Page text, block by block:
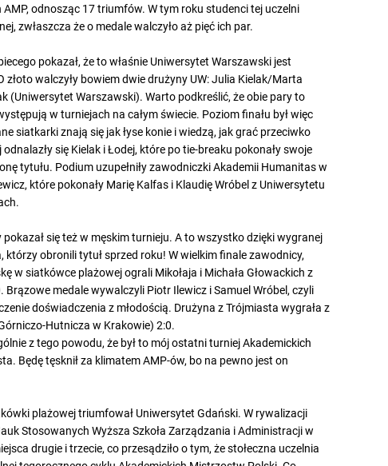
odnosząc 17 triumfów. W tym roku studenci tej uczelni
zwłaszcza że o medale walczyło aż pięć ich par.
pokazał, że to właśnie Uniwersytet Warszawski jest
walczyły bowiem dwie drużyny UW: Julia Kielak/Marta
(Uniwersytet Warszawski). Warto podkreślić, że obie pary to
w turniejach na całym świecie. Poziom finału był więc
siatkarki znają się jak łyse konie i wiedzą, jak grać przeciwko
się Kielak i Łodej, które po tie-breaku pokonały swoje
tytułu. Podium uzupełniły zawodniczki Akademii Humanitas w
które pokonały Marię Kalfas i Klaudię Wróbel z Uniwersytetu
się też w męskim turnieju. A to wszystko dzięki wygranej
obronili tytuł sprzed roku! W wielkim finale zawodnicy,
w siatkówce plażowej ograli Mikołaja i Michała Głowackich z
medale wywalczyli Piotr Ilewicz i Samuel Wróbel, czyli
doświadczenia z młodością. Drużyna z Trójmiasta wygrała z
Hutnicza w Krakowie) 2:0.
z tego powodu, że był to mój ostatni turniej Akademickich
Będę tęsknił za klimatem AMP-ów, bo na pewno jest on
plażowej triumfował Uniwersytet Gdański. W rywalizacji
Stosowanych Wyższa Szkoła Zarządzania i Administracji w
drugie i trzecie, co przesądziło o tym, że stołeczna uczelnia